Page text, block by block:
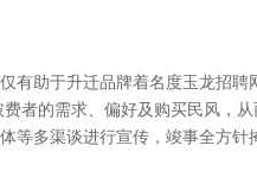
助于升迁品牌着名度玉龙招聘
者的需求、偏好及购买民风，
多渠谈进行宣传，竣事全方